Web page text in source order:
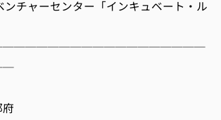
チャーセンター「インキュベート・ル